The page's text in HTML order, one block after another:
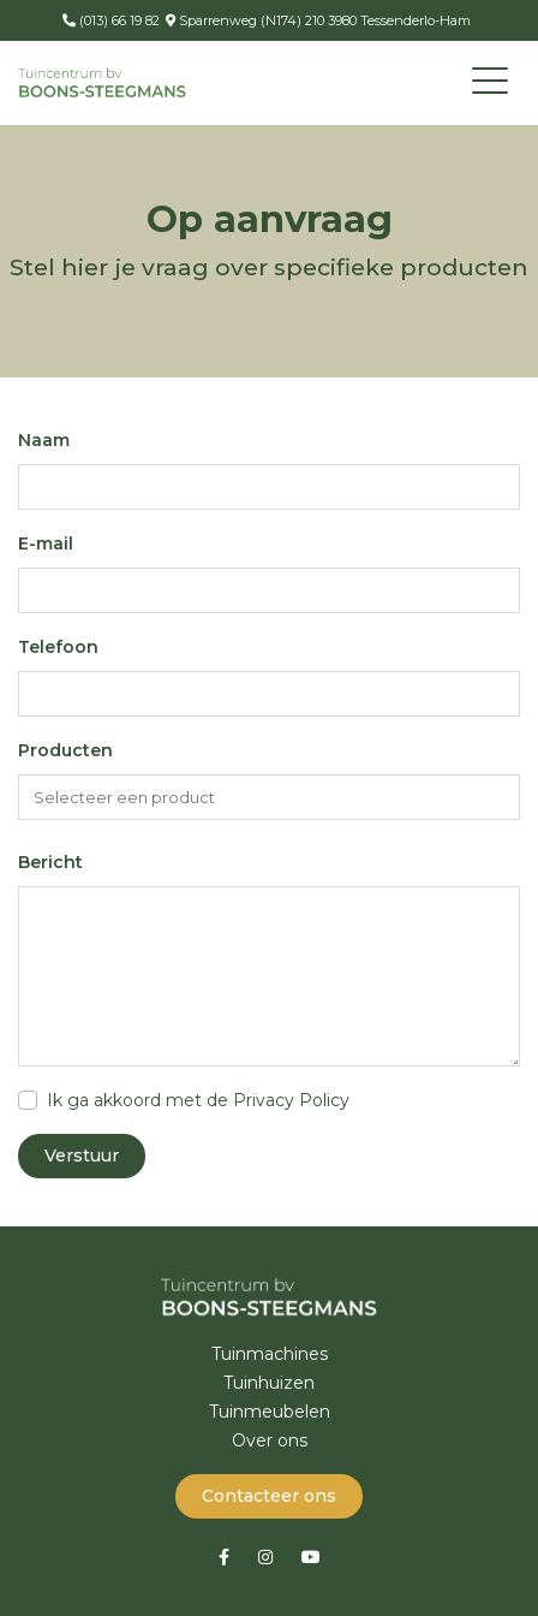
(013) 66 19 82 Sparrenweg (N174) 210 3980 Tessenderlo-Ham
Op aanvraag
Stel hier je vraag over specifieke producten
Naam
E-mail
Telefoon
Producten
Bericht
Ik ga akkoord met de Privacy Policy
Tuinmachines
Tuinhuizen
Tuinmeubelen
Over ons
Contacteer ons